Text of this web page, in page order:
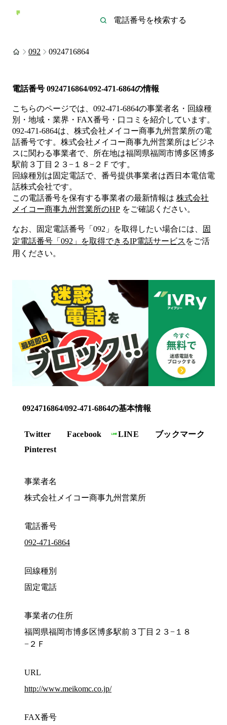
092 0924716864
電話番号 0924716864/092-471-6864の情報
こちらのページでは、 092-471-6864の事業者名・回線種
別・地域・業界・FAX番号・口コミを紹介しています。
092-471-6864は、 株式会社メイコー商事九州営業所の電
話番号です。 株式会社メイコー商事九州営業所は ビジネ
スに関わる事業者で、所在地は福岡県福岡市博多区博多
駅前３丁目２３−１８−２Ｆ です。
回線種別は固定電話で、番号提供事業者は西日本電信電
話株式会社です。
この電話番号を保有する事業者の最新情報は 株式会社
メイコー商事九州営業所のHP をご確認ください。
なお、固定電話番号「 092 」を取得したい場合には、
固
定電話番号「 092 」を取得できるIP電話サービス をご活
用ください。
0924716864/092-471-6864の基本情報
Twitter Facebook LINE
ブックマーク
Pinterest
事業者名
株式会社メイコー商事九州営業所
電話番号
092-471-6864
回線種別
固定電話
事業者の住所
福岡県福岡市博多区博多駅前３丁目２３−１８
−２Ｆ
URL
http://www.meikomc.co.jp/
FAX番号